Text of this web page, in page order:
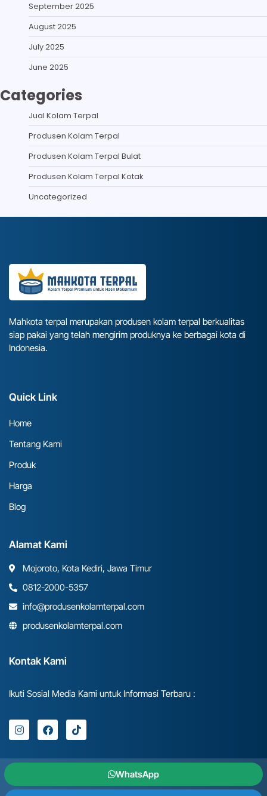
September 2025
August 2025
July 2025
June 2025
Categories
Jual Kolam Terpal
Produsen Kolam Terpal
Produsen Kolam Terpal Bulat
Produsen Kolam Terpal Kotak
Uncategorized
Mahkota terpal merupakan produsen kolam terpal berkualitas
siap pakai yang telah mengirim produknya ke berbagai kota di
Indonesia.
Quick Link
Home
Tentang Kami
Produk
Harga
Blog
Alamat Kami
Mojoroto, Kota Kediri, Jawa Timur
0812-2000-5357
info@produsenkolamterpal.com
produsenkolamterpal.com
Kontak Kami
Ikuti Sosial Media Kami untuk Informasi Terbaru :
WhatsApp